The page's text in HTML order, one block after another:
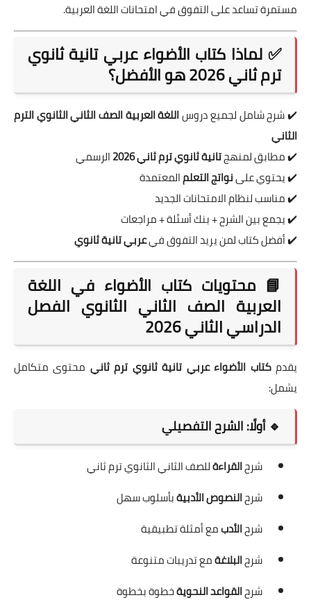
مستمرة تساعد على التفوق في امتحانات اللغة العربية.
✅ لماذا كتاب الأضواء عربي تانية ثانوي
ترم ثاني 2026 هو الأفضل؟
✔️ شرح شامل لجميع دروساللغة العربية الصف الثاني الثانوي الترم
الثاني
✔️ مطابق لمنهجتانية ثانوي ترم ثاني 2026
الرسمي
✔️ يحتوي علىنواتج التعلمالمعتمدة
✔️ مناسب لنظام الامتحانات الجديد
✔️ يجمع بين الشرح + بنك أسئلة + مراجعات
✔️ أفضل كتاب لمن يريد التفوق فيعربي تانية ثانوي
📘 محتويات كتاب الأضواء في اللغة
العربية الصف الثاني الثانوي الفصل
الدراسي الثاني 2026
يقدمكتاب الأضواء عربي تانية ثانوي ترم ثاني محتوى متكامل
يشمل:
🔹 أولًا: الشرح التفصيلي
شرحالقراءةللصف الثاني الثانوي ترم ثاني
شرحالنصوص الأدبيةبأسلوب سهل
شرحالأدبمع أمثلة تطبيقية
شرحالبلاغةمع تدريبات متنوعة
شرحالقواعد النحويةخطوة بخطوة